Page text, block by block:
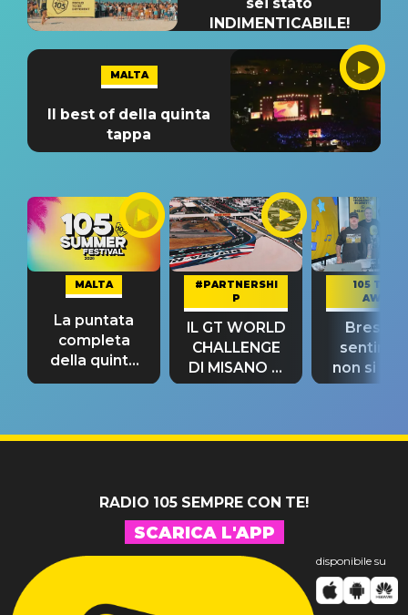
INDIMENTICABILE!
MALTA
Il best of della quinta
tappa
MALTA
La puntata
completa
della quinta
tappa
#PARTNERSHI
P
IL GT WORLD
CHALLENGE
DI MISANO si
riconferma
105 TAKE
AWAY
Bresh:
non si
fino alla
RADIO 105 SEMPRE CON TE!
SCARICA L'APP
disponibile su